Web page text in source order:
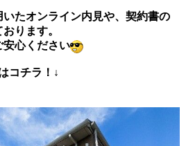
たオンライン内見や、契約書の
ります。
安心ください
コチラ！↓